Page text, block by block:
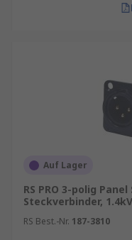
Auf Lager
RS PRO 3-polig
Steckverbinder, 1.4kV
RS Best.-Nr. 187-3810